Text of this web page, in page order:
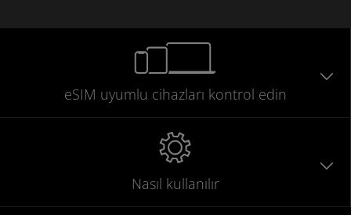
eSIM uyumlu cihazları kontrol edin
Nasıl kullanılır